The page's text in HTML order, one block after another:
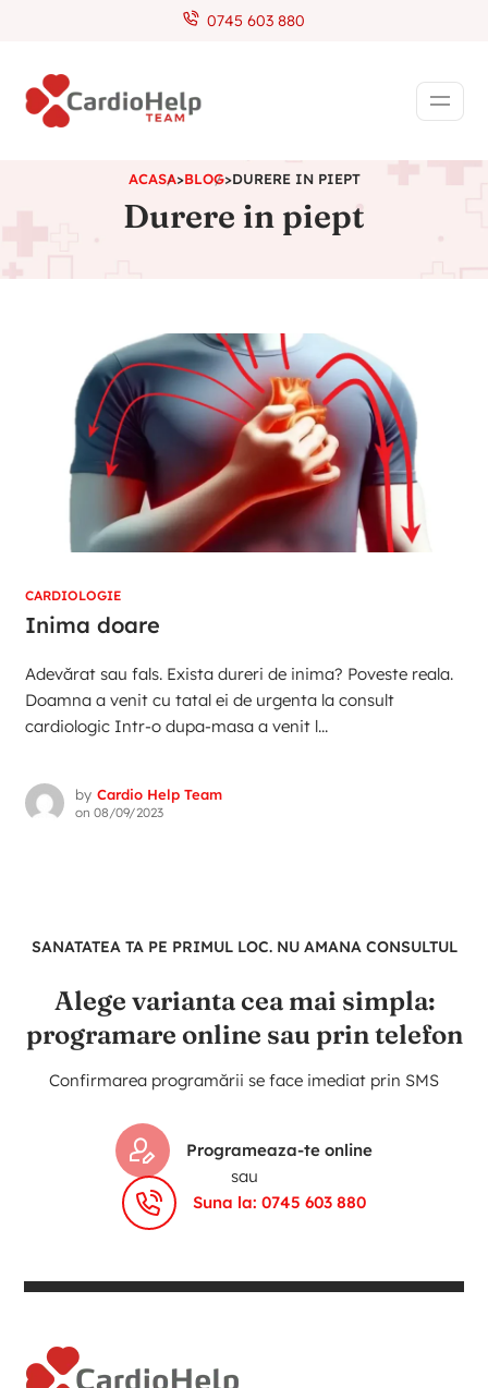
0745 603 880
ACASA>BLOG>DURERE IN PIEPT
Durere in piept
CARDIOLOGIE
Inima doare
Adevărat sau fals. Exista dureri de inima? Poveste reala.
Doamna a venit cu tatal ei de urgenta la consult
cardiologic Intr-o dupa-masa a venit l...
by Cardio Help Team
on 08/09/2023
SANATATEA TA PE PRIMUL LOC. NU AMANA CONSULTUL
Alege varianta cea mai simpla:
programare online sau prin telefon
Confirmarea programării se face imediat prin SMS
Programeaza-te online
sau
Suna la: 0745 603 880